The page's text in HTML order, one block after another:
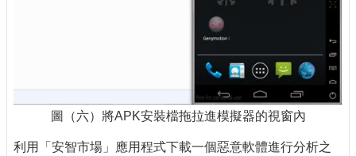
圖（六）將APK安裝檔拖拉進模擬器的視窗內
利用「安智市場」應用程式下載一個惡意軟體進行分析之